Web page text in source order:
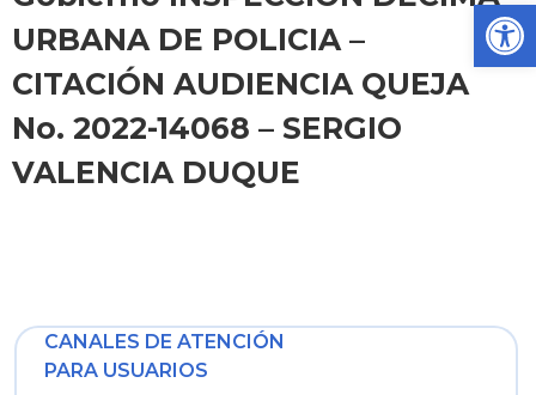
URBANA DE POLICIA –
CITACIÓN AUDIENCIA QUEJA
No. 2022-14068 – SERGIO
VALENCIA DUQUE
CANALES DE ATENCIÓN
PARA USUARIOS